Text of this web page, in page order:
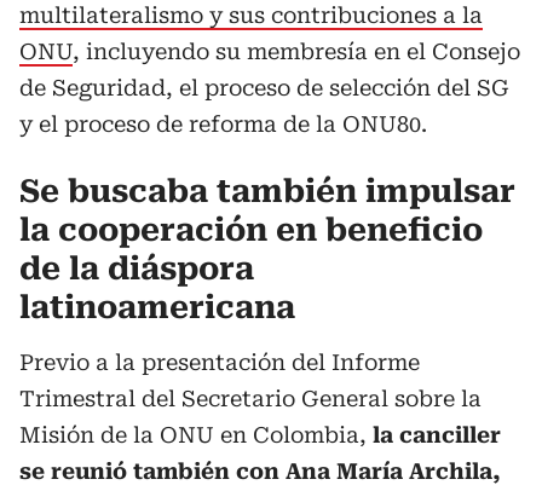
multilateralismo y sus contribuciones a la
ONU, incluyendo su membresía en el Consejo
de Seguridad, el proceso de selección del SG
y el proceso de reforma de la ONU80.
Se buscaba también impulsar
la cooperación en beneficio
de la diáspora
latinoamericana
Previo a la presentación del Informe
Trimestral del Secretario General sobre la
Misión de la ONU en Colombia, la canciller
se reunió también con Ana María Archila,